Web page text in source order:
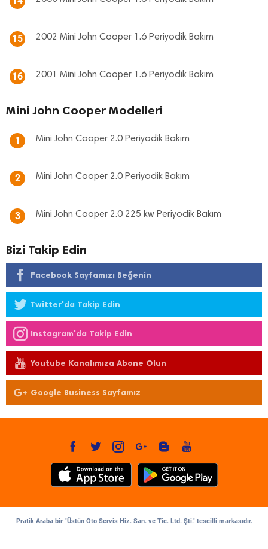
15 2002 Mini John Cooper 1.6 Periyodik Bakım
16 2001 Mini John Cooper 1.6 Periyodik Bakım
Mini John Cooper Modelleri
1 Mini John Cooper 2.0 Periyodik Bakım
2 Mini John Cooper 2.0 Periyodik Bakım
3 Mini John Cooper 2.0 225 kw Periyodik Bakım
Bizi Takip Edin
Facebook Sayfamızı Beğenin
Twitter'da Takip Edin
Instagram'da Takip Edin
Youtube Kanalımıza Abone Olun
Google Business Sayfamız
Pratik Araba bir "Üstün Oto Servis Hiz. San. ve Tic. Ltd. Şti." tescilli markasıdır.